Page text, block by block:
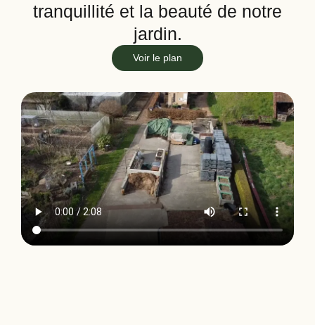
tranquillité et la beauté de notre
jardin.
Voir le plan